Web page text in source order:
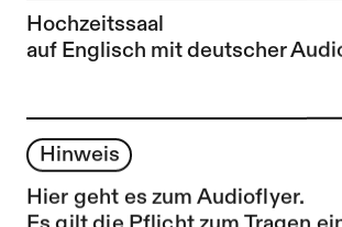
Hochzeitssaal
auf Englisch mit deutscher
Hinweis
Hier geht es zum Audioflyer.